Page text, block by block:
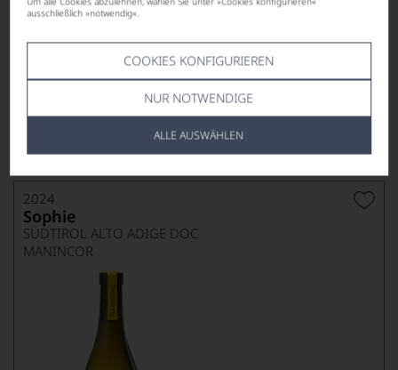
ausschließlich »notwendig«.
COOKIES KONFIGURIEREN
NUR NOTWENDIGE
ALLE AUSWÄHLEN
€40,00*
Lebensmittel­angaben
2024
Sophie
SÜDTIROL ALTO ADIGE DOC
MANINCOR